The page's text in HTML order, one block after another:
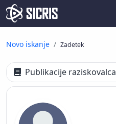
Novo iskanje Zadetek
Publikacije raziskovalca